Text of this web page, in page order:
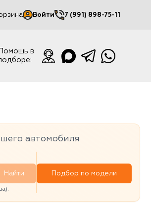
Войти
Мой кабинет
7 (991) 898-75-11
Помощь в
автомобиля
Найти Подбор по модели